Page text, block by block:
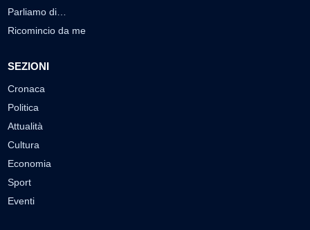
Parliamo di…
Ricomincio da me
SEZIONI
Cronaca
Politica
Attualità
Cultura
Economia
Sport
Eventi